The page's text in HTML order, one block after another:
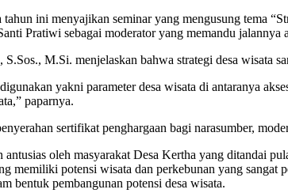
tahun ini menyajikan seminar yang mengusung tema
Pratiwi sebagai moderator yang memandu jalannya
M.Si. menjelaskan bahwa strategi desa wisata
yakni parameter desa wisata di antaranya
paparnya.
sertifikat penghargaan bagi narasumber,
oleh masyarakat Desa Kertha yang ditandai
memiliki potensi wisata dan perkebunan yang
bentuk pembangunan potensi desa wisata.